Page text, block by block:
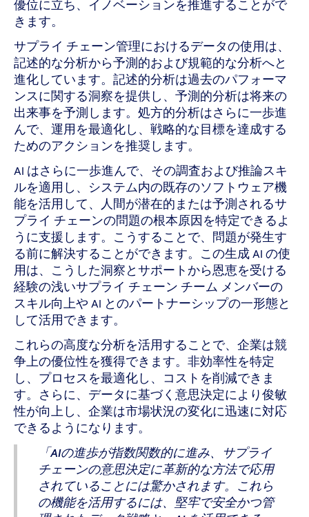
優位に立ち、イノベーションを推進することがで
きます。
サプライ チェーン管理におけるデータの使用は、
記述的な分析から予測的および規範的な分析へと
進化しています。記述的分析は過去のパフォーマ
ンスに関する洞察を提供し、予測的分析は将来の
出来事を予測します。処方的分析はさらに一歩進
んで、運用を最適化し、戦略的な目標を達成する
ためのアクションを推奨します。
AI はさらに一歩進んで、その調査および推論スキ
ルを適用し、システム内の既存のソフトウェア機
能を活用して、人間が潜在的または予測されるサ
プライ チェーンの問題の根本原因を特定できるよ
うに支援します。こうすることで、問題が発生す
る前に解決することができます。この生成 AI の使
用は、こうした洞察とサポートから恩恵を受ける
経験の浅いサプライ チェーン チーム メンバーの
スキル向上や AI とのパートナーシップの一形態と
して活用できます。
これらの高度な分析を活用することで、企業は競
争上の優位性を獲得できます。非効率性を特定
し、プロセスを最適化し、コストを削減できま
す。さらに、データに基づく意思決定により俊敏
性が向上し、企業は市場状況の変化に迅速に対応
できるようになります。
「AIの進歩が指数関数的に進み、サプライ
チェーンの意思決定に革新的な方法で応用
されていることには驚かされます。これら
の機能を活用するには、堅牢で安全かつ管